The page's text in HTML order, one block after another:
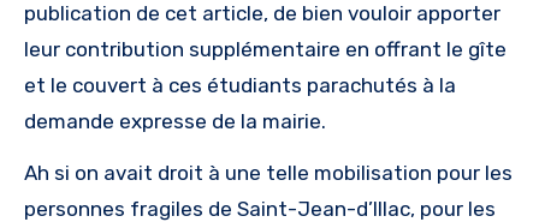
publication de cet article, de bien vouloir apporter
leur contribution supplémentaire en offrant le gîte
et le couvert à ces étudiants parachutés à la
demande expresse de la mairie.
Ah si on avait droit à une telle mobilisation pour les
personnes fragiles de Saint-Jean-d’Illac, pour les